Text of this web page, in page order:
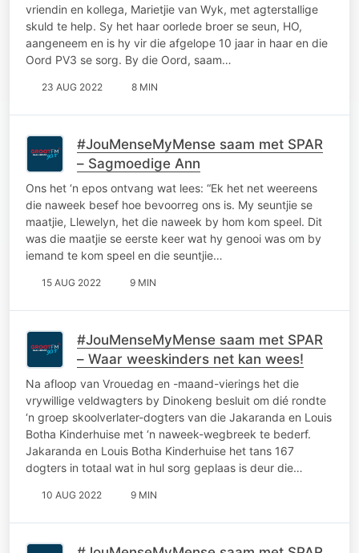
vriendin en kollega, Marietjie van Wyk, met agterstallige
skuld te help. Sy het haar oorlede broer se seun, HO,
aangeneem en is hy vir die afgelope 10 jaar in haar en die
Oord PV3 se sorg. By die Oord, saam…
23 AUG 2022 8 MIN
#JouMenseMyMense saam met SPAR
– Sagmoedige Ann
Ons het ‘n epos ontvang wat lees: “Ek het net weereens
die naweek besef hoe bevoorreg ons is. My seuntjie se
maatjie, Llewelyn, het die naweek by hom kom speel. Dit
was die maatjie se eerste keer wat hy genooi was om by
iemand te kom speel en die seuntjie…
15 AUG 2022 9 MIN
#JouMenseMyMense saam met SPAR
– Waar weeskinders net kan wees!
Na afloop van Vrouedag en -maand-vierings het die
vrywillige veldwagters by Dinokeng besluit om dié rondte
‘n groep skoolverlater-dogters van die Jakaranda en Louis
Botha Kinderhuise met ‘n naweek-wegbreek te bederf.
Jakaranda en Louis Botha Kinderhuise het tans 167
dogters in totaal wat in hul sorg geplaas is deur die…
10 AUG 2022 9 MIN